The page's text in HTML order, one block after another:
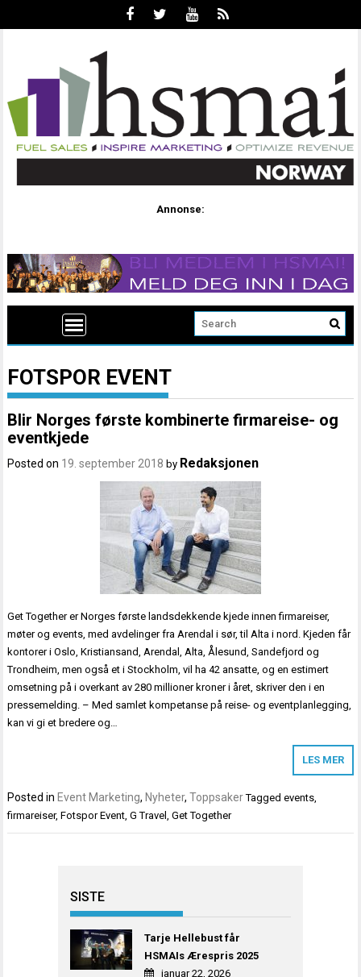
Annonse:
FOTSPOR EVENT
Blir Norges første kombinerte firmareise- og
eventkjede
Posted on 19. september 2018 by Redaksjonen
Get Together er Norges første landsdekkende kjede innen firmareiser,
møter og events, med avdelinger fra Arendal i sør, til Alta i nord. Kjeden får
kontorer i Oslo, Kristiansand, Arendal, Alta, Ålesund, Sandefjord og
Trondheim, men også et i Stockholm, vil ha 42 ansatte, og en estimert
omsetning på i overkant av 280 millioner kroner i året, skriver den i en
pressemelding. – Med samlet kompetanse på reise- og eventplanlegging,
kan vi gi et bredere og…
LES MER
Posted in Event Marketing, Nyheter,Toppsaker Taggedevents,
firmareiser,Fotspor Event,G Travel,Get Together
SISTE
Tarje Hellebust får
HSMAIs Ærespris 2025
januar 22, 2026